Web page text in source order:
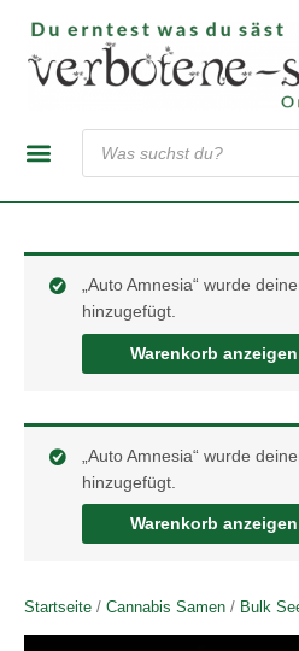
Inhalt
springen
Products
search
„Auto Amnesia“ wurde
hinzugefügt.
Warenkorb anzeigen
„Auto Amnesia“ wurde
hinzugefügt.
Warenkorb anzeigen
Startseite / Cannabis Samen / Bulk